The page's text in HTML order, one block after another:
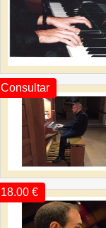
Consultar
18.00 €